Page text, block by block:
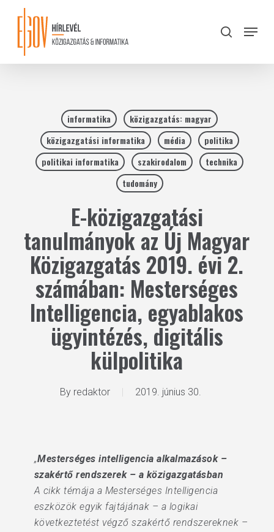
content
search
Menu
informatika
közigazgatás: magyar
közigazgatási informatika
média
politika
politikai informatika
szakirodalom
technika
tudomány
E-közigazgatási
tanulmányok az Új Magyar
Közigazgatás 2019. évi 2.
számában: Mesterséges
Intelligencia, egyablakos
ügyintézés, digitális
külpolitika
By redaktor 2019. június 30.
„Mesterséges intelligencia alkalmazások –
szakértő rendszerek – a közigazgatásban
A cikk témája a Mesterséges Intelligencia
eszközök egyik fajtájának – a logikai
következtetést végző szakértő rendszereknek –
Close